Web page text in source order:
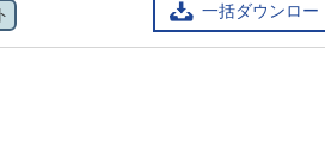
一括ダウンロー